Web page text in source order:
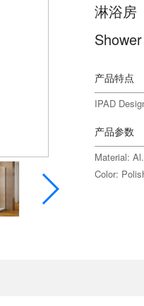
淋浴房
产品特点
IPAD
产品参数
Material:
Color: